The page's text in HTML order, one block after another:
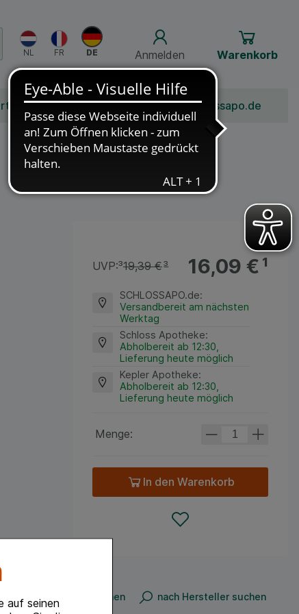
auf seinen
Anmelden Warenkorb
Bonusprogramm Jobs Über Schlossapo.de
16,09 €¹
UVP:³19,39 €³
SCHLOSSAPO.de:
Versandbereit am nächsten
Werktag
Schloss Apotheke:
Abholbereit ab 12:30,
Lieferung heute möglich
Kepler Apotheke:
Abholbereit ab 12:30,
Lieferung heute möglich
Menge:
In den Warenkorb
nach Produkt suchen nach Hersteller suchen